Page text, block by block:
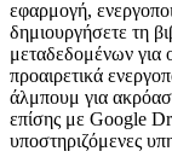
εφαρμογή,
δημιουργήσετε τη
μεταδεδομένων για
προαιρετικά
άλμπουμ για
επίσης με Google
υποστηριζόμενες